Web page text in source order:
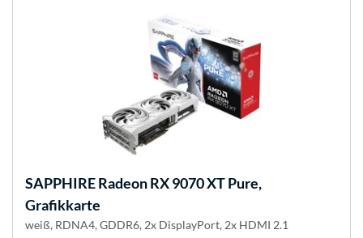
SAPPHIRERadeon RX 9070 XT Pure,
Grafikkarte
weiß, RDNA4, GDDR6, 2x DisplayPort, 2x HDMI 2.1